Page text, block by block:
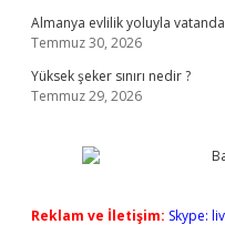
Almanya evlilik yoluyla
Temmuz 30, 2026
Yüksek şeker sınırı nedir ?
Temmuz 29, 2026
Reklam ve İletişim: Skype: